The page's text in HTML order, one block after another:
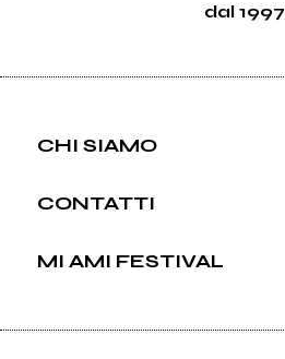
dal 1997
CHI SIAMO
CONTATTI
MI AMI FESTIVAL